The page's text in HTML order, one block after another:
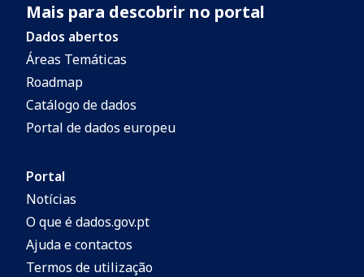
Mais para descobrir no portal
Dados abertos
Áreas Temáticas
Roadmap
Catálogo de dados
Portal de dados europeu
Portal
Notícias
O que é dados.gov.pt
Ajuda e contactos
Termos de utilização